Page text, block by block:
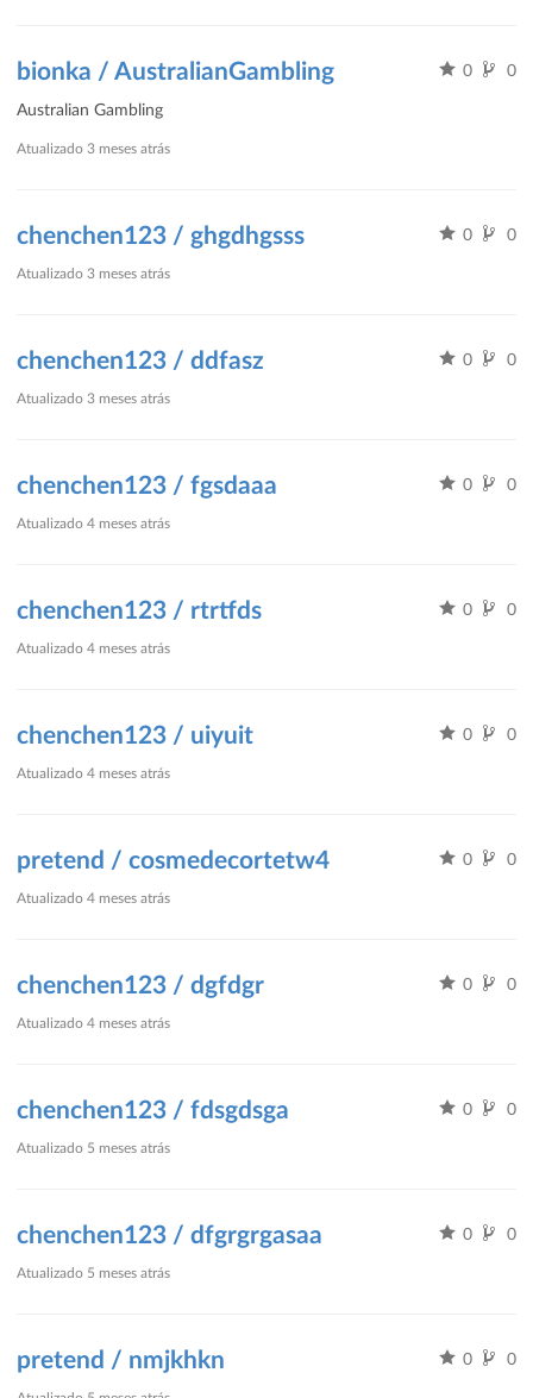
bionka / AustralianGambling 0 0
Australian Gambling
Atualizado 3 meses atrás
chenchen123 / ghgdhgsss 0 0
Atualizado 3 meses atrás
chenchen123 / ddfasz 0 0
Atualizado 3 meses atrás
chenchen123 / fgsdaaa 0 0
Atualizado 4 meses atrás
chenchen123 / rtrtfds 0 0
Atualizado 4 meses atrás
chenchen123 / uiyuit 0 0
Atualizado 4 meses atrás
pretend / cosmedecortetw4 0 0
Atualizado 4 meses atrás
chenchen123 / dgfdgr 0 0
Atualizado 4 meses atrás
chenchen123 / fdsgdsga 0 0
Atualizado 5 meses atrás
chenchen123 / dfgrgrgasaa 0 0
Atualizado 5 meses atrás
pretend / nmjkhkn 0 0